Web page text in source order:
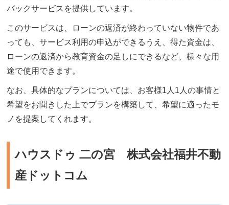
バックサービスを提供しています。
このサービスは、ローンの返済が終わっていない物件であ
っても、サービス利用の申込ができるうえ、得た資金は、
ローンの返済から教育資金の足しにできるなど、様々な用
途で使用できます。
なお、具体的なプランについては、お客様1人1人の事情と
希望をお聞きした上でプランを構築して、希望に適ったモ
ノを提案してくれます。
ハウスドゥ 二の宮 株式会社福井不動
産ドットコム